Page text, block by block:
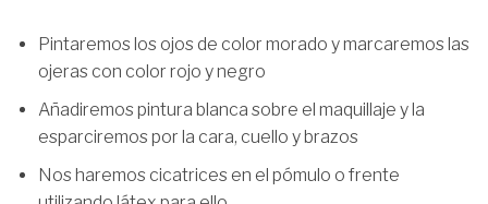
Pintaremos los ojos de color morado y marcaremos las
ojeras con color rojo y negro
Añadiremos pintura blanca sobre el maquillaje y la
esparciremos por la cara, cuello y brazos
Nos haremos cicatrices en el pómulo o frente